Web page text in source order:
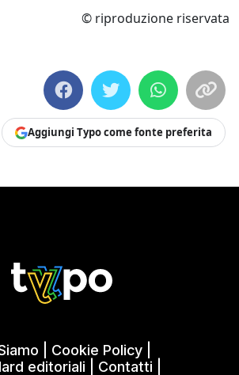
© riproduzione riservata
Aggiungi Typo come fonte preferita
Cookie Policy
editoriali
Contatti